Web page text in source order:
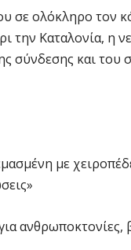
σε ολόκληρο τον
την Καταλονία, η
σύνδεσης και του
με
ανθρωποκτονίες,